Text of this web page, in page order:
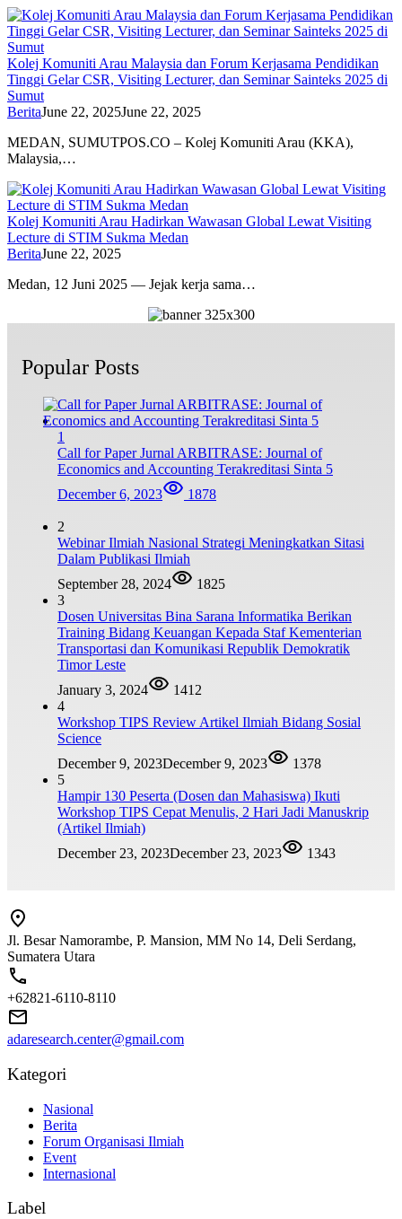
Kolej Komuniti Arau Malaysia dan Forum Kerjasama Pendidikan
Tinggi Gelar CSR, Visiting Lecturer, dan Seminar Sainteks 2025 di
Sumut
BeritaJune 22, 2025June 22, 2025
MEDAN, SUMUTPOS.CO – Kolej Komuniti Arau (KKA),
Malaysia,…
Kolej Komuniti Arau Hadirkan Wawasan Global Lewat Visiting
Lecture di STIM Sukma Medan
BeritaJune 22, 2025
Medan, 12 Juni 2025 — Jejak kerja sama…
Popular Posts
1
Call for Paper Jurnal ARBITRASE: Journal of
Economics and Accounting Terakreditasi Sinta 5
December 6, 2023
1878
2
Webinar Ilmiah Nasional Strategi Meningkatkan Sitasi
Dalam Publikasi Ilmiah
September 28, 2024
1825
3
Dosen Universitas Bina Sarana Informatika Berikan
Training Bidang Keuangan Kepada Staf Kementerian
Transportasi dan Komunikasi Republik Demokratik
Timor Leste
January 3, 2024
1412
4
Workshop TIPS Review Artikel Ilmiah Bidang Sosial
Science
December 9, 2023December 9, 2023
1378
5
Hampir 130 Peserta (Dosen dan Mahasiswa) Ikuti
Workshop TIPS Cepat Menulis, 2 Hari Jadi Manuskrip
(Artikel Ilmiah)
December 23, 2023December 23, 2023 1343
Jl. Besar Namorambe, P. Mansion, MM No 14, Deli Serdang,
Sumatera Utara
+62821-6110-8110
adaresearch.center@gmail.com
Kategori
Nasional
Berita
Forum Organisasi Ilmiah
Event
Internasional
Label